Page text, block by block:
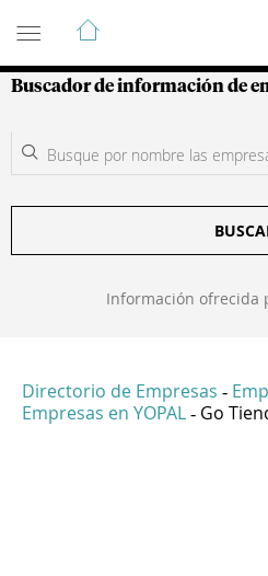
Guía de Empresas
Buscador de información de
Información ofrecida
Directorio de Empresas -
Empresas en YOPAL - Go